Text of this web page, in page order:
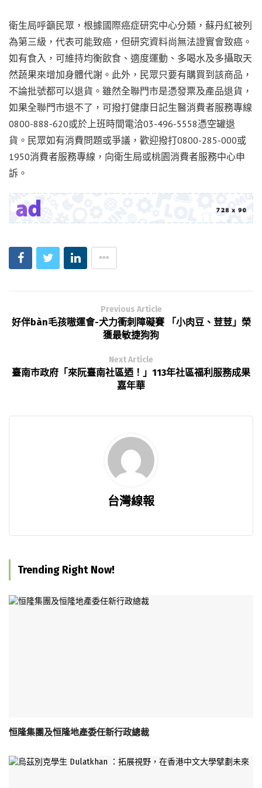
衛生局呼籲民眾，根據國際癌症研究中心分類，蘇丹紅被列
為第三級，代表可能致癌，但研究資料尚無法證實會致癌。
如有食入，可維持均衡飲食、適度運動、多喝水及多攝取天
然蔬果來增加身體代謝。此外，民眾只要有購買到該商品，
不論批號都可以退貨。雖然全聯門市是憑發票及產品退貨，
如果全聯門市退不了，可撥打健康日記生醫消費者服務專線
0800-888-620或於上班時間電洽03-496-5558憑空罐退
貨。民眾如有消費問題或爭議，歡迎撥打0800-285-000或
1950消費者服務專線，向衛生局或桃園消費者服務中心申
訴。
Previous Article
好伴bàn毛孩嗷運會-犬力衝刺障礙賽 「小肉豆、荳荳」榮
獲最敏捷狗狗
Next Article
臺南巿政府「來阮臺南社區迺！」113年社區福利服務成果
嘉年華
台灣線報
Trending Right Now!
恒隆集團及恒隆地產委任新行政總裁